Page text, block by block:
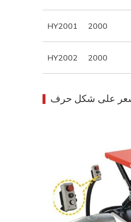
HY2001 2000
HY2002 2000